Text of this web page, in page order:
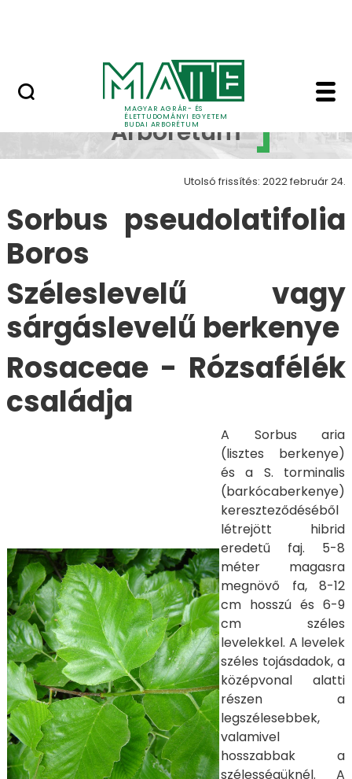
MAGYAR AGRÁR- ÉS
ÉLETTUDOMÁNYI EGYETEM
BUDAI ARBORÉTUM
Sorbus
Budai
Arborétum
Utolsó frissítés: 2022 február 24.
Sorbus pseudolatifolia
Boros
Széleslevelű vagy
sárgáslevelű berkenye
Rosaceae - Rózsafélék
családja
A Sorbus aria
(lisztes berkenye)
és a S. torminalis
(barkócaberkenye)
kereszteződéséből
létrejött hibrid
eredetű faj. 5-8
méter magasra
megnövő fa, 8-12
cm hosszú és 6-9
cm széles
levelekkel. A levelek
széles tojásdadok, a
középvonal alatti
részen a
legszélesebbek,
valamivel
hosszabbak a
szélességüknél. A